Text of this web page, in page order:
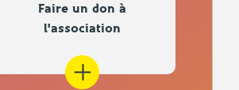
Faire un don à
l'association